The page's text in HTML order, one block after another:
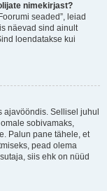
nimekirjast?
seaded”, leiad
näevad sind ainult
loendatakse kui
Sellisel juhul
sobivamaks,
Palun pane tähele, et
pead olema
siis ehk on nüüd